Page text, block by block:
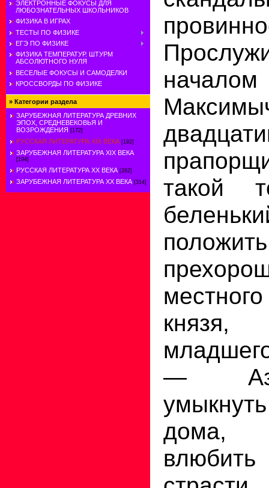
ЭЛЕКТРОННЫЕ ФОКУСЫ ДЛЯ
ЛЮБОЗНАТЕЛЬНЫХ ШКОЛЬНИКОВ
ФИЗИКА В ИГРАХ
ТЕСТЫ ПО ФИЗИКЕ
ЕГЭ ПО ФИЗИКЕ
ФИЗИКА ТЕМПЕРАТУР. ШТУРМ
АБСОЛЮТНОГО НУЛЯ
ВЕСЕЛЫЕ ФОКУСЫ И САМОДЕЛКИ
КРОССВОРДЫ ПО ФИЗИКЕ
» Категории раздела
ЗАРУБЕЖНАЯ ЛИТЕРАТУРА ДРЕВНИХ
ЭПОХ, СРЕДНЕВЕКОВЬЯ И
ВОЗРОЖДЕНИЯ [172]
РУССКАЯ ЛИТЕРАТУРА XIX ВЕКА [192]
ЗАРУБЕЖНАЯ ЛИТЕРАТУРА XIX ВЕКА
[194]
РУССКАЯ ЛИТЕРАТУРА XX ВЕКА [282]
ЗАРУБЕЖНАЯ ЛИТЕРАТУРА ХХ ВЕКА [314]
такой
—
дома,